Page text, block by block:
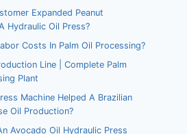
Expanded Peanut
Hydraulic Oil Press?
Costs In Palm Oil Processing?
Line | Complete Palm
Plant
Machine Helped A Brazilian
Oil Production?
Avocado Oil Hydraulic Press